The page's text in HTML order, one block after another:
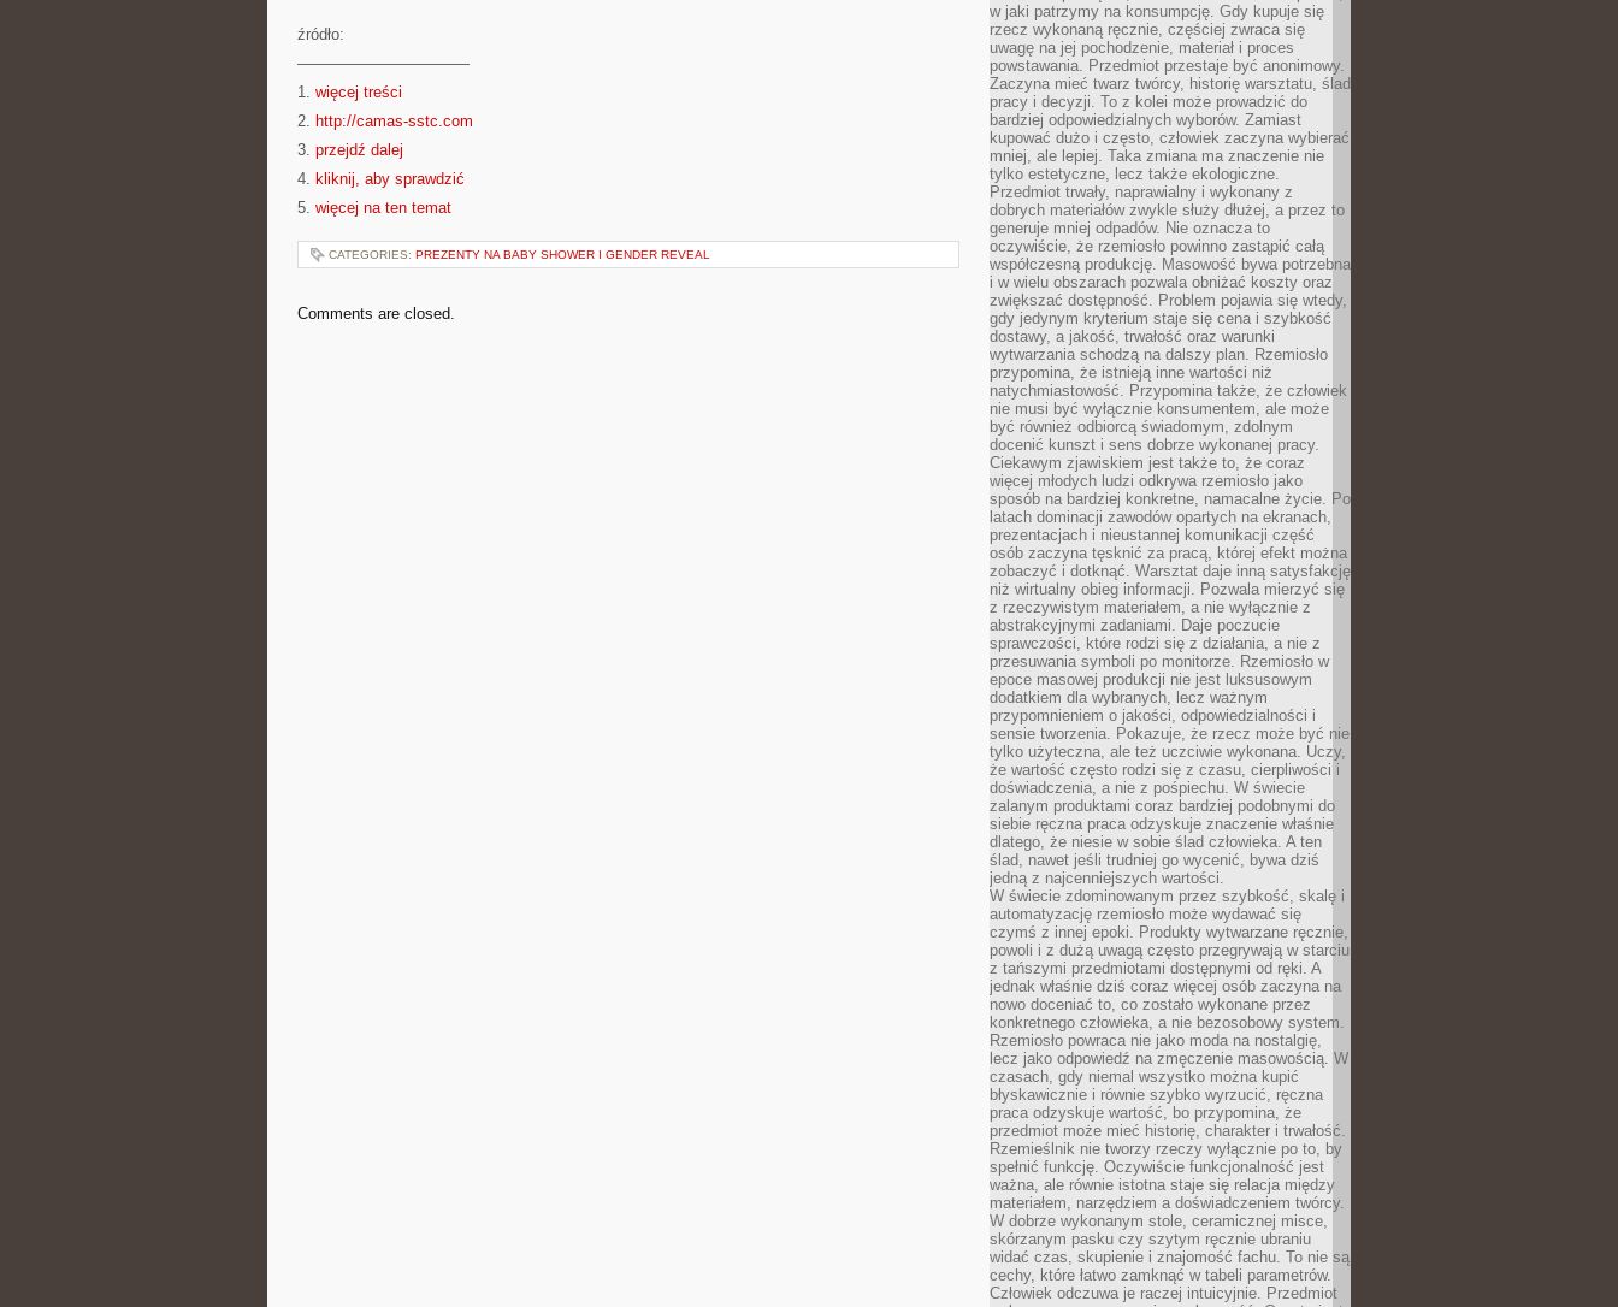
źródło:
———————————
1. więcej treści
2. http://camas-sstc.com
3. przejdź dalej
4. kliknij, aby sprawdzić
5. więcej na ten temat
CATEGORIES: PREZENTY NA BABY SHOWER I GENDER REVEAL
Comments are closed.
w jaki patrzymy na konsumpcję. Gdy kupuje się
rzecz wykonaną ręcznie, częściej zwraca się
uwagę na jej pochodzenie, materiał i proces
powstawania. Przedmiot przestaje być anonimowy.
Zaczyna mieć twarz twórcy, historię warsztatu, ślad
pracy i decyzji. To z kolei może prowadzić do
bardziej odpowiedzialnych wyborów. Zamiast
kupować dużo i często, człowiek zaczyna wybierać
mniej, ale lepiej. Taka zmiana ma znaczenie nie
tylko estetyczne, lecz także ekologiczne.
Przedmiot trwały, naprawialny i wykonany z
dobrych materiałów zwykle służy dłużej, a przez to
generuje mniej odpadów. Nie oznacza to
oczywiście, że rzemiosło powinno zastąpić całą
współczesną produkcję. Masowość bywa potrzebna
i w wielu obszarach pozwala obniżać koszty oraz
zwiększać dostępność. Problem pojawia się wtedy,
gdy jedynym kryterium staje się cena i szybkość
dostawy, a jakość, trwałość oraz warunki
wytwarzania schodzą na dalszy plan. Rzemiosło
przypomina, że istnieją inne wartości niż
natychmiastowość. Przypomina także, że człowiek
nie musi być wyłącznie konsumentem, ale może
być również odbiorcą świadomym, zdolnym
docenić kunszt i sens dobrze wykonanej pracy.
Ciekawym zjawiskiem jest także to, że coraz
więcej młodych ludzi odkrywa rzemiosło jako
sposób na bardziej konkretne, namacalne życie. Po
latach dominacji zawodów opartych na ekranach,
prezentacjach i nieustannej komunikacji część
osób zaczyna tęsknić za pracą, której efekt można
zobaczyć i dotknąć. Warsztat daje inną satysfakcję
niż wirtualny obieg informacji. Pozwala mierzyć się
z rzeczywistym materiałem, a nie wyłącznie z
abstrakcyjnymi zadaniami. Daje poczucie
sprawczości, które rodzi się z działania, a nie z
przesuwania symboli po monitorze. Rzemiosło w
epoce masowej produkcji nie jest luksusowym
dodatkiem dla wybranych, lecz ważnym
przypomnieniem o jakości, odpowiedzialności i
sensie tworzenia. Pokazuje, że rzecz może być nie
tylko użyteczna, ale też uczciwie wykonana. Uczy,
że wartość często rodzi się z czasu, cierpliwości i
doświadczenia, a nie z pośpiechu. W świecie
zalanym produktami coraz bardziej podobnymi do
siebie ręczna praca odzyskuje znaczenie właśnie
dlatego, że niesie w sobie ślad człowieka. A ten
ślad, nawet jeśli trudniej go wycenić, bywa dziś
jedną z najcenniejszych wartości.
W świecie zdominowanym przez szybkość, skalę i
automatyzację rzemiosło może wydawać się
czymś z innej epoki. Produkty wytwarzane ręcznie,
powoli i z dużą uwagą często przegrywają w starciu
z tańszymi przedmiotami dostępnymi od ręki. A
jednak właśnie dziś coraz więcej osób zaczyna na
nowo doceniać to, co zostało wykonane przez
konkretnego człowieka, a nie bezosobowy system.
Rzemiosło powraca nie jako moda na nostalgię,
lecz jako odpowiedź na zmęczenie masowością. W
czasach, gdy niemal wszystko można kupić
błyskawicznie i równie szybko wyrzucić, ręczna
praca odzyskuje wartość, bo przypomina, że
przedmiot może mieć historię, charakter i trwałość.
Rzemieślnik nie tworzy rzeczy wyłącznie po to, by
spełnić funkcję. Oczywiście funkcjonalność jest
ważna, ale równie istotna staje się relacja między
materiałem, narzędziem a doświadczeniem twórcy.
W dobrze wykonanym stole, ceramicznej misce,
skórzanym pasku czy szytym ręcznie ubraniu
widać czas, skupienie i znajomość fachu. To nie są
cechy, które łatwo zamknąć w tabeli parametrów.
Człowiek odczuwa je raczej intuicyjnie. Przedmiot